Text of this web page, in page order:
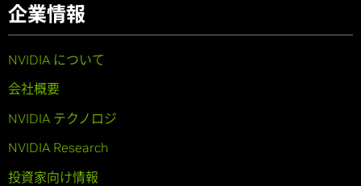
企業情報
NVIDIA について
会社概要
NVIDIA テクノロジ
NVIDIA Research
投資家向け情報